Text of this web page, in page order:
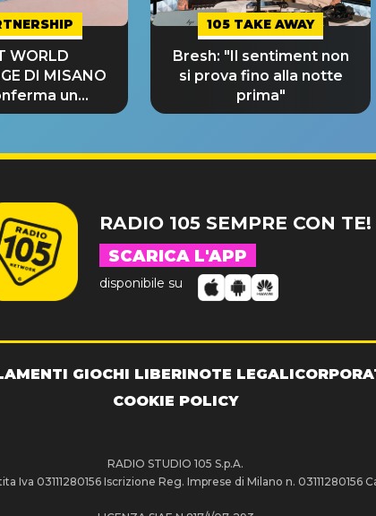
WORLD
DI MISANO
un
SUCCESSO!
105 TAKE AWAY
Bresh: "Il sentiment non
si prova fino alla notte
prima"
RADIO 105 SEMPRE CON TE!
SCARICA L'APP
disponibile su
GIOCHI LIBERINOTE LEGALI
COOKIE POLICY
RADIO STUDIO 105 S.p.A.
Iva 03111280156 Iscrizione Reg. Imprese di Milano n.